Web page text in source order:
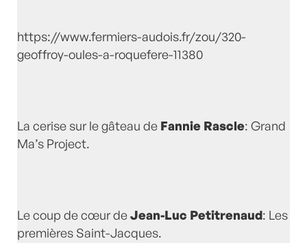
https://www.fermiers-audois.fr/zou/320-
geoffroy-oules-a-roquefere-11380
La cerise sur le gâteau de Fannie Rascle: Grand
Ma’s Project.
Le coup de cœur deJean-Luc Petitrenaud: Les
premières Saint-Jacques.